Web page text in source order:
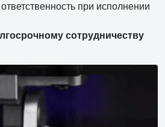
при исполнении
сотрудничеству